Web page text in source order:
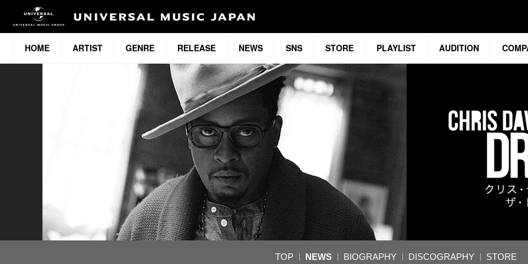
HOME ARTIST GENRE RELEASE NEWS SNS STORE PLAYLIST AUDITION
TOP NEWS BIOGRAPHY DISCOGRAPHY STORE